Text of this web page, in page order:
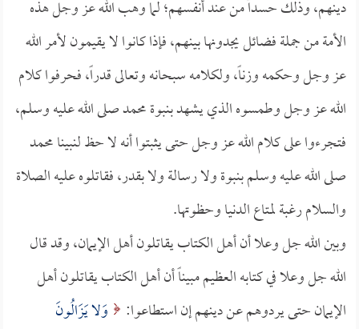
دينهم، وذلك حسداً من عند أنفسهم؛ لما وهب الله عز وجل هذه
الأمة من جملة فضائل يجدونها بينهم، فإذا كانوا لا يقيمون لأمر الله
عز وجل وحكمه وزناً، ولكلامه سبحانه وتعالى قدراً، فحرفوا كلام
الله عز وجل وطمسوه الذي يشهد بنبوة محمد صلى الله عليه وسلم،
فتجرءوا على كلام الله عز وجل حتى يثبتوا أنه لا حظ لنبينا محمد
صلى الله عليه وسلم بنبوة ولا رسالة ولا بقدر، فقاتلوه عليه الصلاة
والسلام رغبة لمتاع الدنيا وحظوتها.
وبين الله جل وعلا أن أهل الكتاب يقاتلون أهل الإيمان، وقد قال
الله جل وعلا في كتابه العظيم مبيناً أن أهل الكتاب يقاتلون أهل
الإيمان حتى يردوهم عن دينهم إن استطاعوا:
وَلا يَزَالُونَ